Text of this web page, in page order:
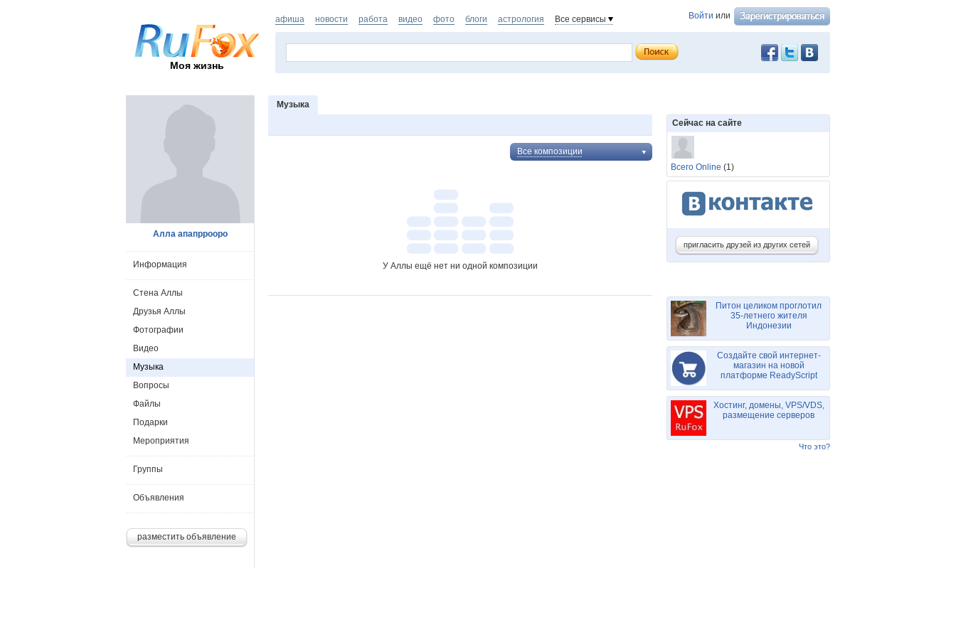
Моя жизнь
Войти или
афиша новости работа видео фото блоги астрология Все сервисы
Музыка
Все композиции
У Аллы ещё нет ни одной композиции
Алла апапррооро
Информация
Стена Аллы
Друзья Аллы
Фотографии
Видео
Музыка
Вопросы
Файлы
Подарки
Мероприятия
Группы
Объявления
разместить объявление
Сейчас на сайте
Всего Online (1)
пригласить друзей из других сетей
Питон целиком проглотил
35-летнего жителя
Индонезии
Создайте свой интернет-
магазин на новой
платформе ReadyScript
Хостинг, домены, VPS/VDS,
размещение серверов
Что это?